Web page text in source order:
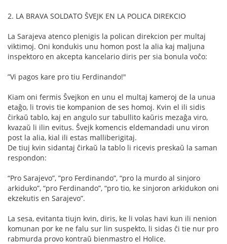
2. LA BRAVA SOLDATO ŜVEJK EN LA POLICA DIREKCIO
La Sarajeva atenco plenigis la polican direkcion per multaj
viktimoj. Oni kondukis unu homon post la alia kaj maljuna
inspektoro en akcepta kancelario diris per sia bonula voĉo:
”Vi pagos kare pro tiu Ferdinando!"
Kiam oni fermis Ŝvejkon en unu el multaj kameroj de la unua
etaĝo, li trovis tie kompanion de ses homoj. Kvin el ili sidis
ĉirkaŭ tablo, kaj en angulo sur tabullito kaŭris mezaĝa viro,
kvazaŭ li ilin evitus. Ŝvejk komencis eldemandadi unu viron
post la alia, kial ili estas malliberigitaj.
De tiuj kvin sidantaj ĉirkaŭ la tablo li ricevis preskaŭ la saman
respondon:
“Pro Sarajevo”, ”pro Ferdinando”, “pro la murdo al sinjoro
arkiduko”, “pro Ferdinando”, “pro tio, ke sinjoron arkidukon oni
ekzekutis en Sarajevo”.
La sesa, evitanta tiujn kvin, diris, ke li volas havi kun ili nenion
komunan por ke ne falu sur lin suspekto, li sidas ĉi tie nur pro
rabmurda provo kontraŭ bienmastro el Holice.